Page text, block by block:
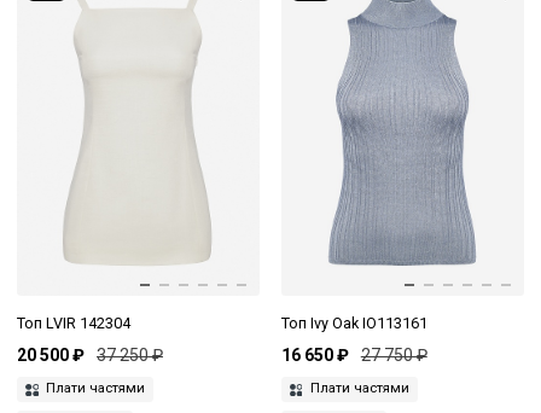
Топ LVIR 142304
20 500 ₽ 37 250 ₽
Плати частями
Топ Ivy Oak IO113161
16 650 ₽ 27 750 ₽
Плати частями